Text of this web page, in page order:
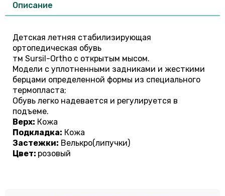
Описание
Детская летняя стабилизирующая
ортопедическая обувь
тм Sursil-Ortho с открытым мысом.
Модели с уплотненными задниками и жесткими
берцами определенной формы из специального
термопласта;
Обувь легко надевается и регулируется в
подъеме.
Верх: Кожа
Подкладка: Кожа
Застежки: Велькро(липучки)
Цвет: розовый